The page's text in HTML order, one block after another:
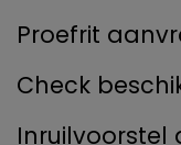
Proefrit
Check
Inruilvoorstel